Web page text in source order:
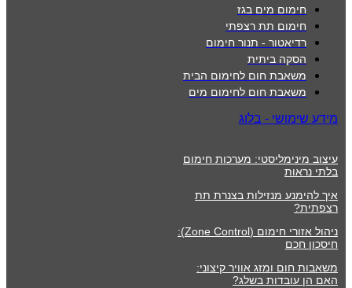
חימום מים בגז
חימום תת רצפתי
רדיאטור - תנור חימום
הסקה ביתית
משאבת חום לחימום הבית
משאבת חום לחימום מים
מידע שימושי - בלוג
עיצוב מינימליסטי: מערכות חימום
בלתי נראות
איך להימנע מנזילות בצנרת תת
רצפתית?
ניהול אזורי חימום (Zone Control):
חיסכון חכם
משאבות חום ומזג אוויר קיצוני:
האם הן עובדות בשלג?